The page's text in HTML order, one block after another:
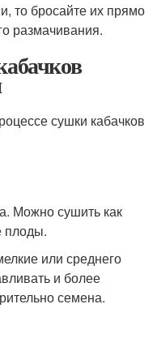
то бросайте их прямо
размачивания.
сушки кабачков
Можно сушить как
плоды.
или среднего
и более
семена.